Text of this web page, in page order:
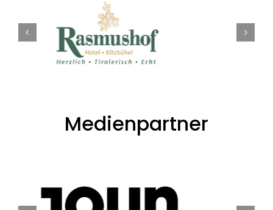
Medienpartner